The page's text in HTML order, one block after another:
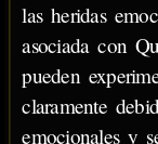
las heridas
asociada con
pueden
claramente
emocionales y